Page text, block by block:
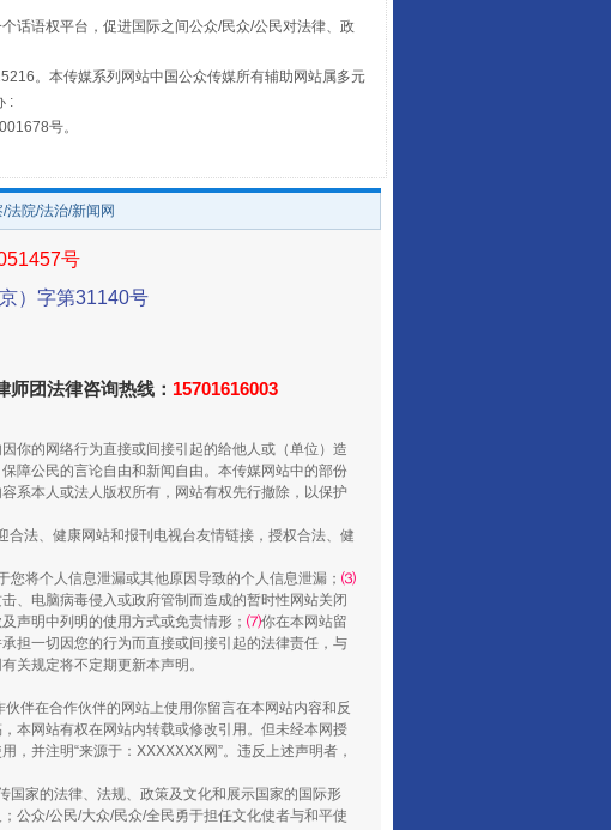
山西：不断增强治理腐败综合效能
话语权平台，促进国际之间公众/民众/公民对法律、政
。本传媒系列网站中国公众传媒所有辅助网站属多元
:
号。
法院/法治/新闻网
号
）字第31140号
团法律咨询热线： 15701616003
你的网络行为直接或间接引起的给他人或（单位）造
障公民的言论自由和新闻自由。本传媒网站中的部份
系本人或法人版权所有，网站有权先行撤除，以保护
法、健康网站和报刊电视台友情链接，授权合法、健
您将个人信息泄漏或其他原因导致的个人信息泄漏； ⑶
、电脑病毒侵入或政府管制而造成的暂时性网站关闭
声明中列明的使用方式或免责情形； ⑺你在本网站留
担一切因您的行为而直接或间接引起的法律责任，与
关规定将不定期更新本声明。
伴在合作伙伴的网站上使用你留言在本网站内容和反
本网站有权在网站内转载或修改引用。但未经本网授
并注明“来源于：XXXXXXX网”。违反上述声明者，
国家的法律、法规、政策及文化和展示国家的国际形
公众/公民/大众/民众/全民勇于担任文化使者与和平使